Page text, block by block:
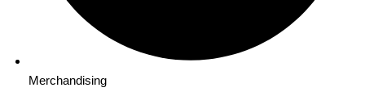
Merchandising